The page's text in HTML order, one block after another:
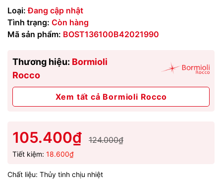
Loại: Đang cập nhật
Tình trạng: Còn hàng
Mã sản phẩm: BOST136100B42021990
Thương hiệu: Bormioli
Rocco
Xem tất cả Bormioli Rocco
105.400₫ 124.000₫
Tiết kiệm: 18.600₫
Chất liệu: Thủy tinh chịu nhiệt